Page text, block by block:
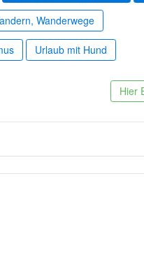
Wanderwege
Urlaub mit Hund
Hier